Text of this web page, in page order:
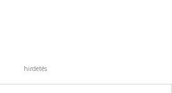
hirdetés